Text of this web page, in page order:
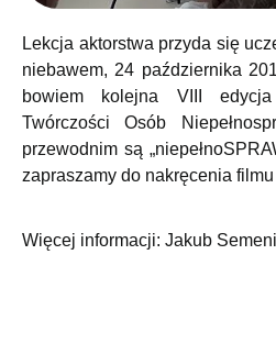
Lekcja aktorstwa przyda się
niebawem, 24 października
bowiem kolejna VIII
Twórczości Osób
przewodnim są
zapraszamy do nakręcenia
Więcej informacji: Jakub